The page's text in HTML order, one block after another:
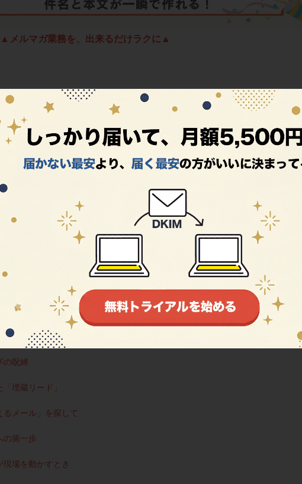
▲メルマガ業務を、出来るだけラクに▲
ルマガの運用経験がない方でも、迷わずスタートできる具体的な手順を5つのステップについ
ちら
事 初心者でも大丈夫！メルマガの始め方を5ステップで解説
の呪縛
埋蔵リード」
るメール」を探して
の第一歩
現場を動かすとき